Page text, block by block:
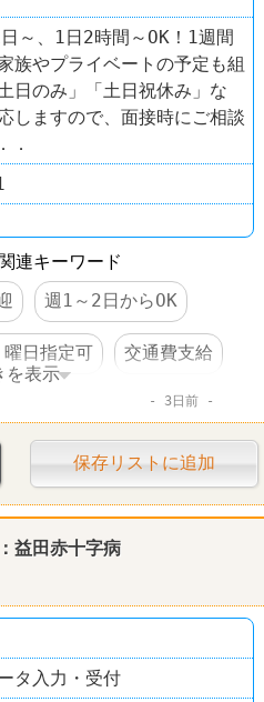
、1日2時間～OK！1週間
族やプライベートの予定も組
日のみ」「土日祝休み」な
ますので、面接時にご相談
．
連キーワード
週1～2日からOK
曜日指定可 交通費支給
制服あり
通勤可 髪型自由
を表示
3日前
保存リストに追加
益田赤十字病
タ入力・受付